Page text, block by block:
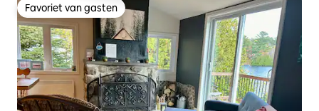
Favoriet van gasten
Favoriet van gasten